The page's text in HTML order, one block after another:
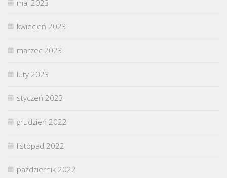
maj 2023
kwiecień 2023
marzec 2023
luty 2023
styczeń 2023
grudzień 2022
listopad 2022
październik 2022